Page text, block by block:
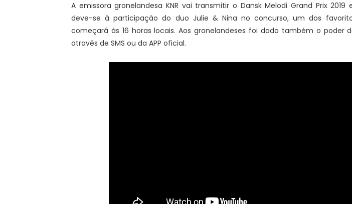
A emissora gronelandesa KNR vai transmitir o Dansk Melodi Grand Prix
deve-se à participação do duo Julie & Nina no concurso, um dos
começará às 16 horas locais. Aos gronelandeses foi dado também o poder
através de SMS ou da APP oficial.